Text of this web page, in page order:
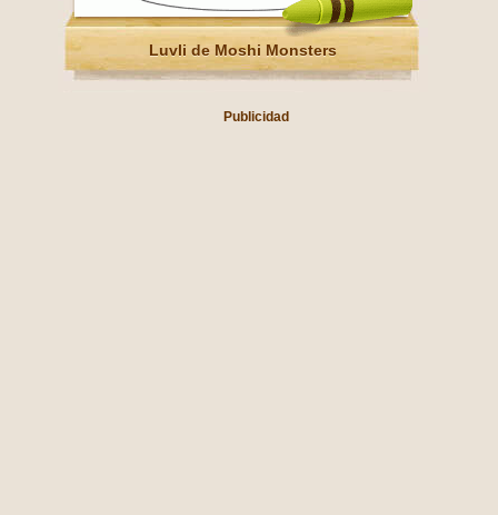
Luvli de Moshi Monsters
Publicidad